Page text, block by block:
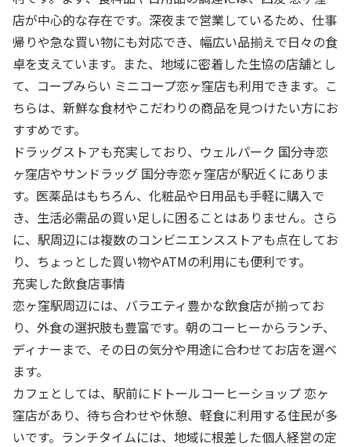
店が中心的な存在です。深夜まで営業しているため、仕事
帰りや急な買い物にも対応でき、幅広い品揃えで日々の食
卓を支えています。また、地域に密着した生協の店舗とし
て、コープみらい ミニコープ恋ヶ窪店も利用できます。こ
ちらは、新鮮な食材やこだわりの商品を見つけたい方にお
すすめです。
ドラッグストアも充実しており、ウェルパーク 国分寺恋
ヶ窪店やサンドラッグ 国分寺恋ヶ窪店が駅近くにありま
す。医薬品はもちろん、化粧品や日用品も手軽に購入で
き、生活必需品の買い足しに困ることはありません。さら
に、駅周辺には複数のコンビニエンスストアも点在してお
り、ちょっとした買い物やATMの利用にも便利です。
充実した飲食店事情
恋ヶ窪駅周辺には、バラエティ豊かな飲食店が揃ってお
り、外食の選択肢も豊富です。朝のコーヒーからランチ、
ディナーまで、その日の気分や用途に合わせてお店を選べ
ます。
カフェとしては、駅前にドトールコーヒーショップ 恋ヶ
窪店があり、待ち合わせや休憩、軽食に利用する住民が多
いです。ランチタイムには、地域に根差した個人経営の定